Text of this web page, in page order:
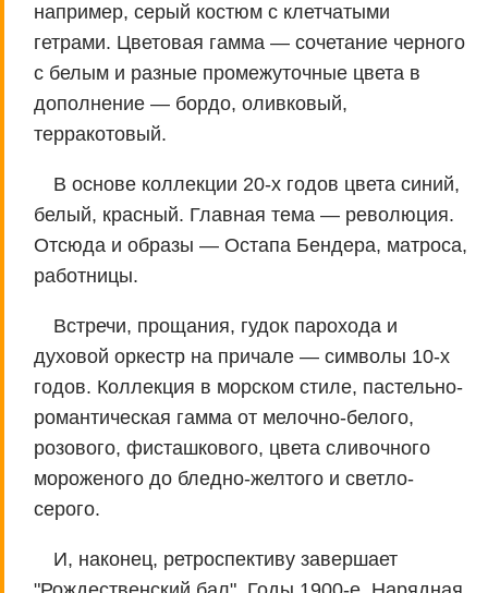
например, серый костюм с клетчатыми
гетрами. Цветовая гамма — сочетание черного
с белым и разные промежуточные цвета в
дополнение — бордо, оливковый,
терракотовый.
В основе коллекции 20-х годов цвета синий,
белый, красный. Главная тема — революция.
Отсюда и образы — Остапа Бендера, матроса,
работницы.
Встречи, прощания, гудок парохода и
духовой оркестр на причале — символы 10-х
годов. Коллекция в морском стиле, пастельно-
романтическая гамма от мелочно-белого,
розового, фисташкового, цвета сливочного
мороженого до бледно-желтого и светло-
серого.
И, наконец, ретроспективу завершает